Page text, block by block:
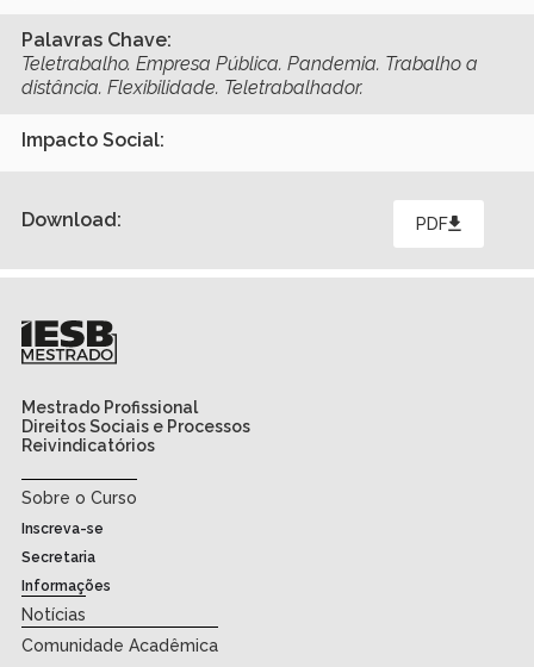
Palavras Chave:
Teletrabalho. Empresa Pública. Pandemia. Trabalho a
distância. Flexibilidade. Teletrabalhador.
Impacto Social:
Download: PDF
Mestrado Profissional
Direitos Sociais e Processos
Reivindicatórios
Sobre o Curso
Inscreva-se
Secretaria
Informações
Notícias
Comunidade Acadêmica